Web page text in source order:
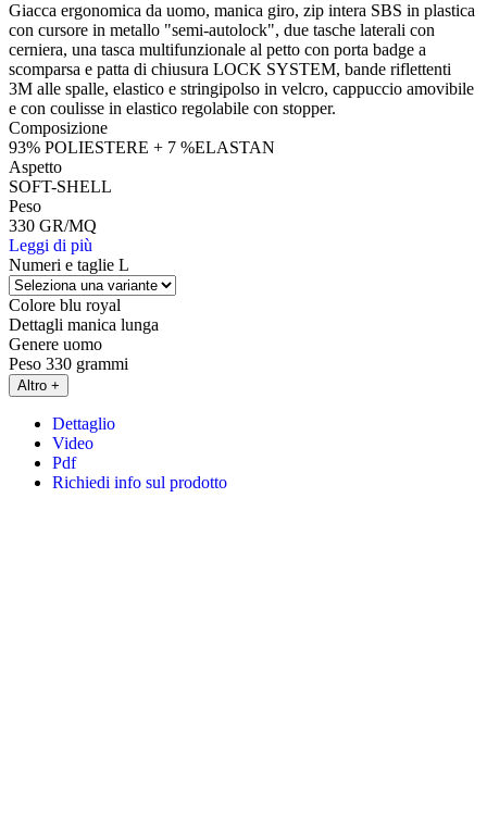
Giacca ergonomica da uomo, manica giro, zip intera SBS in plastica
con cursore in metallo "semi-autolock", due tasche laterali con
cerniera, una tasca multifunzionale al petto con porta badge a
scomparsa e patta di chiusura LOCK SYSTEM, bande riflettenti
3M alle spalle, elastico e stringipolso in velcro, cappuccio amovibile
e con coulisse in elastico regolabile con stopper.
Composizione
93% POLIESTERE + 7 %ELASTAN
Aspetto
SOFT-SHELL
Peso
330 GR/MQ
Leggi di più
Numeri e taglie L
Colore blu royal
Dettagli manica lunga
Genere uomo
Peso 330 grammi
Altro +
Dettaglio
Video
Pdf
Richiedi info sul prodotto